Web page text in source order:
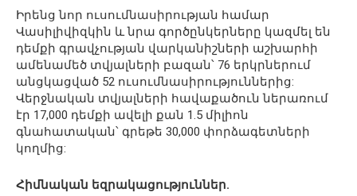
Իրենց նոր ուսումնասիրության համար
Վասիլիվիզկին և նրա գործընկերները կազմել են
դեմքի գրավչության վարկանիշների աշխարհի
ամենամեծ տվյալների բազան՝ 76 երկրներում
անցկացված 52 ուսումնասիրություններից:
Վերջնական տվյալների հավաքածուն ներառում
էր 17,000 դեմքի ավելի քան 1.5 միլիոն
գնահատական՝ գրեթե 30,000 փորձագետների
կողմից:
Հիմնական եզրակացություններ.